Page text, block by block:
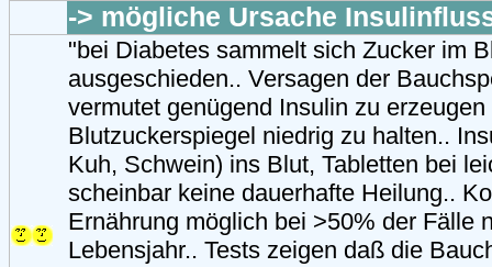
-> mögliche Ursache
"bei Diabetes sammelt sich Zucker im
ausgeschieden.. Versagen der
vermutet genügend Insulin zu erzeugen
Blutzuckerspiegel niedrig zu halten..
Kuh, Schwein) ins Blut, Tabletten bei
scheinbar keine dauerhafte Heilung..
Ernährung möglich bei >50% der Fälle
Lebensjahr.. Tests zeigen daß die